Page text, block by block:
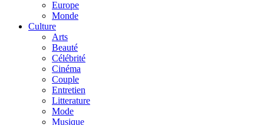
Europe
Monde
Culture
Arts
Beauté
Célébrité
Cinéma
Couple
Entretien
Litterature
Mode
Musique